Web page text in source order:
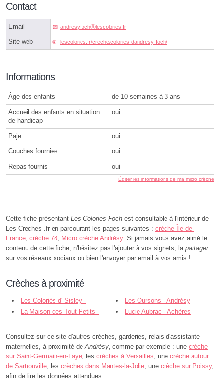
Contact
Email andresyfochⓐlescolories.fr
Site web lescolories.fr/creche/colories-dandresy-foch/
Informations
Âge des enfants de 10 semaines à 3 ans
Accueil des enfants en situation
de handicap
oui
Paje oui
Couches fournies oui
Repas fournis oui
Éditer les informations de ma micro crèche
Cette fiche présentant Les Colories Foch est consultable à l'intérieur de
Les Creches .fr en parcourant les pages suivantes : crèche Île-de-
France crèche 78 Micro crèche Andrésy. Si jamais vous avez aimé le
contenu de cette fiche, n'hésitez pas l'ajouter à vos signets, la partager
sur vos réseaux sociaux ou bien l'envoyer par email à vos amis !
Crèches à proximité
Les Coloriés d' Sisley -
Andrésy
Les Oursons - Andrésy
La Maison des Tout Petits -
Lucie Aubrac - Achères
Consultez sur ce site d'autres crèches, garderies, relais d'assistante
maternelles, à proximité de Andrésy , comme par exemple : une crèche
sur Saint-Germain-en-Laye , les crèches à Versailles , une crèche autour
de Sartrouville , les crèches dans Mantes-la-Jolie , une crèche sur Poissy,
afin de lire les données attendues.